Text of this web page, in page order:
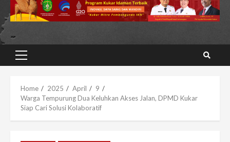
Primary
Home 2025 April
9
Warga Tempurung Dua Keluhkan Akses Jalan, DPMD Kukar
Siap Cari Solusi Kolaboratif